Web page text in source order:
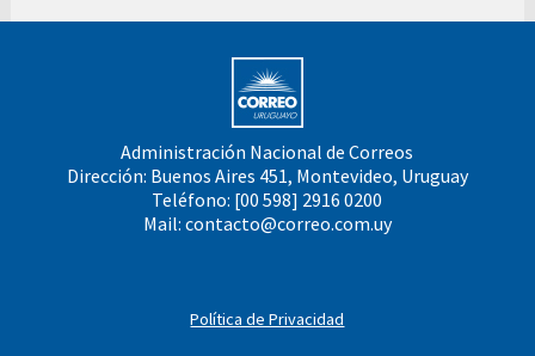
Administración Nacional de Correos
Dirección: Buenos Aires 451, Montevideo, Uruguay
Teléfono: [00 598] 2916 0200
Mail: contacto@correo.com.uy
Política de Privacidad